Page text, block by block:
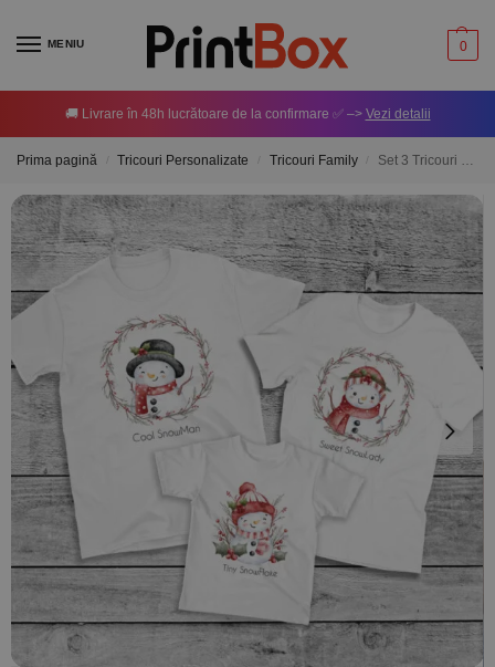
MENIU 0
🚚 Livrare în 48h lucrătoare de la confirmare ✅ –> Vezi detalii
Prima pagină Tricouri Personalizate Tricouri Family Set 3 Tricouri Personalizate cu text – Snow Family Crew